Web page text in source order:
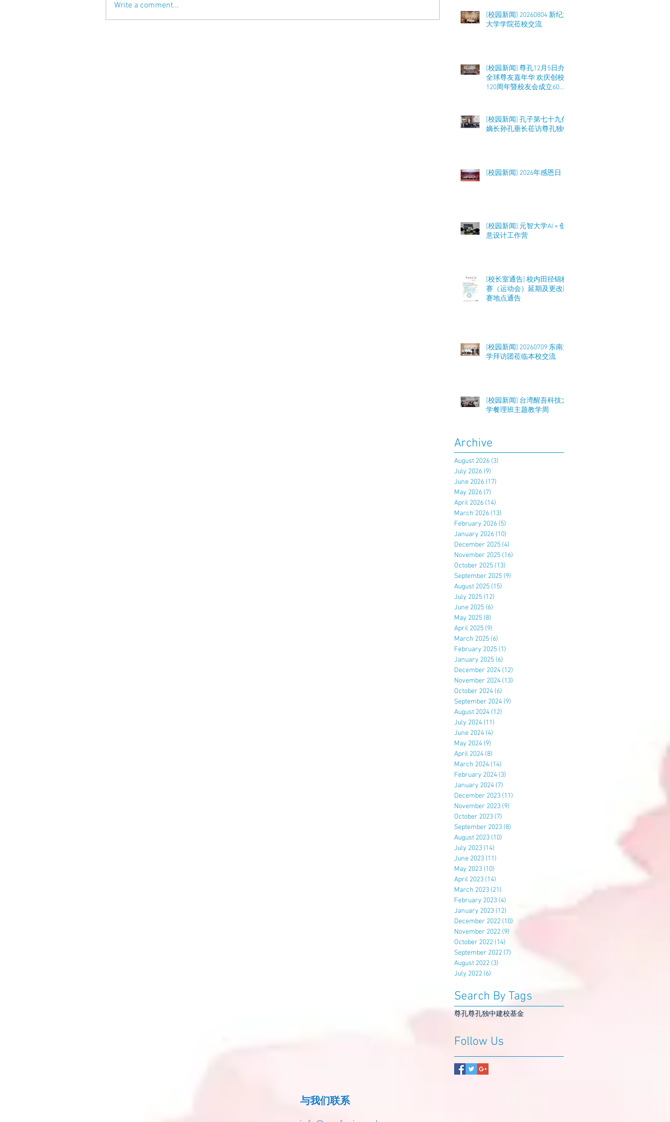
Write a comment...
[校园新闻] 20260804 新纪元
大学学院莅校交流
[校园新闻] 尊孔12月5日办
全球尊友嘉年华 欢庆创校
120周年暨校友会成立60周
[校园新闻] 孔子第七十九代
嫡长孙孔垂长莅访尊孔独中
[校园新闻] 2026年感恩日
[校园新闻] 元智大学AI × 创
意设计工作营
[校长室通告] 校内田径锦标
赛（运动会）延期及更改比
赛地点通告
[校园新闻] 20260709 东南大
学拜访团莅临本校交流
[校园新闻] 台湾醒吾科技大
学餐理班主题教学周
Archive
August 2026 (3)
July 2026 (9)
June 2026 (17)
May 2026 (7)
April 2026 (14)
March 2026 (13)
February 2026 (5)
January 2026 (10)
December 2025 (4)
November 2025 (16)
October 2025 (13)
September 2025 (9)
August 2025 (15)
July 2025 (12)
June 2025 (6)
May 2025 (8)
April 2025 (9)
March 2025 (6)
February 2025 (1)
January 2025 (6)
December 2024 (12)
November 2024 (13)
October 2024 (6)
September 2024 (9)
August 2024 (12)
July 2024 (11)
June 2024 (4)
May 2024 (9)
April 2024 (8)
March 2024 (14)
February 2024 (3)
January 2024 (7)
December 2023 (11)
November 2023 (9)
October 2023 (7)
September 2023 (8)
August 2023 (10)
July 2023 (14)
June 2023 (11)
May 2023 (10)
April 2023 (14)
March 2023 (21)
February 2023 (4)
January 2023 (12)
December 2022 (10)
November 2022 (9)
October 2022 (14)
September 2022 (7)
August 2022 (3)
July 2022 (6)
Search By Tags
尊孔尊孔独中建校基金
Follow Us
与我们联系